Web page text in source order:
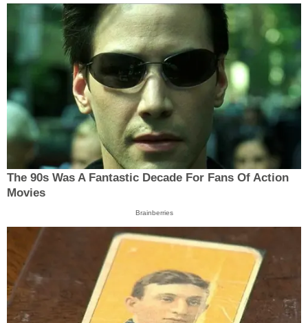
The 90s Was A Fantastic Decade For Fans Of Action
Movies
Brainberries